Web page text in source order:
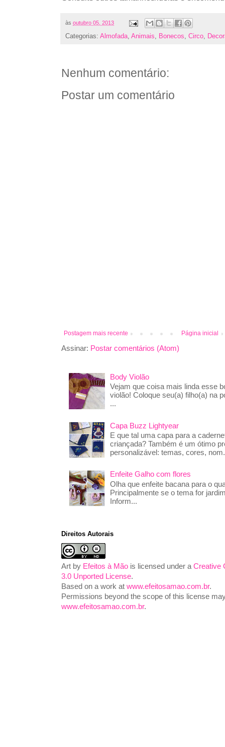
às outubro 05, 2013
Categorias: Almofada, Animais, Bonecos, Circo,
Nenhum comentário:
Postar um comentário
Postagem mais recente Página inicial
Assinar: Postar comentários (Atom)
Body Violão
Vejam que coisa mais linda esse
violão! Coloque seu(a) filho(a) na
...
Capa Buzz Lightyear
E que tal uma capa para a
criançada? Também é um ótimo
personalizável: temas, cores,
Enfeite Galho com flores
Olha que enfeite bacana para o
Principalmente se o tema for
Inform...
Direitos Autorais
Art by Efeitos à Mão is licensed under a Creative
3.0 Unported License.
Based on a work at www.efeitosamao.com.br.
Permissions beyond the scope of this license
www.efeitosamao.com.br.